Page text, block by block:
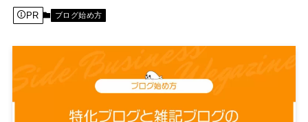
PR ブログ始め方